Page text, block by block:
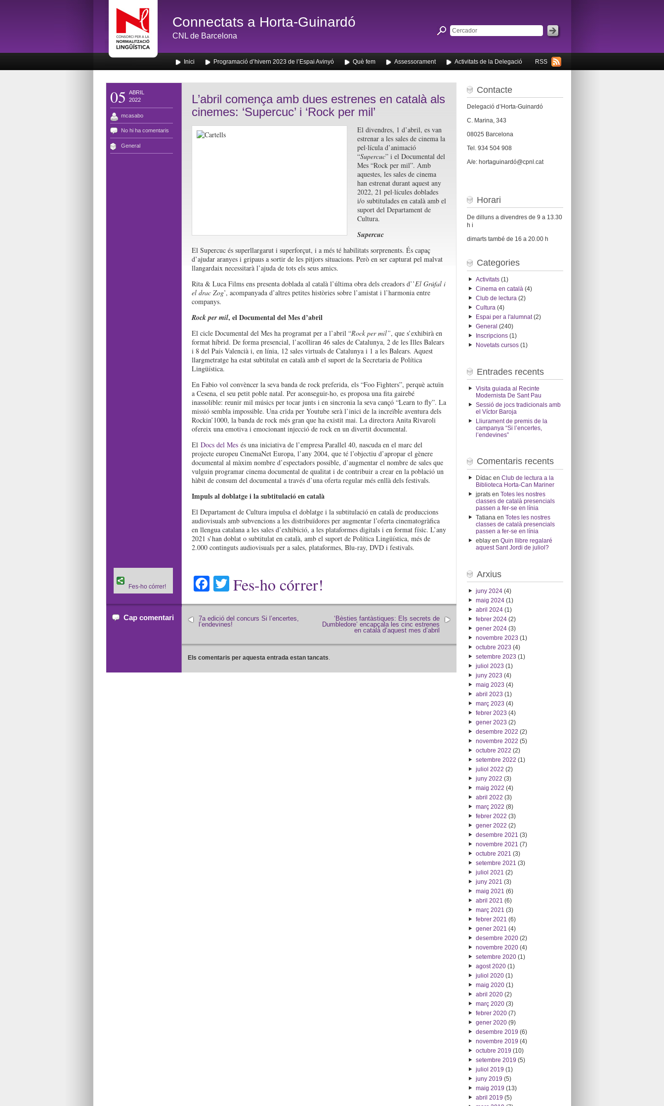
Connectats a Horta-Guinardó
CNL de Barcelona
RSS
Inici Programació d’hivern 2023 de l’Espai Avinyó Què fem Assessorament Activitats de la Delegació
05
ABRIL
2022
mcasabo
No hi ha comentaris
General
L’abril comença amb dues estrenes en català als
cinemes: ‘Supercuc’ i ‘Rock per mil’
El divendres, 1 d’abril, es van
estrenar a les sales de cinema la
pel·lícula d’animació
“Supercuc” i el Documental del
Mes “Rock per mil”. Amb
aquestes, les sales de cinema
han estrenat durant aquest any
2022, 21 pel·lícules doblades
i/o subtitulades en català amb el
suport del Departament de
Cultura.
Supercuc
El Supercuc és superllargarut i superforçut, i a més té habilitats sorprenents. És capaç
d’ajudar aranyes i gripaus a sortir de les pitjors situacions. Però en ser capturat pel malvat
llangardaix necessitarà l’ajuda de tots els seus amics.
Rita & Luca Films ens presenta doblada al català l’última obra dels creadors d’’El Grúfal i
el drac Zog’, acompanyada d’altres petites històries sobre l’amistat i l’harmonia entre
companys.
Rock per mil, el Documental del Mes d’abril
El cicle Documental del Mes ha programat per a l’abril “Rock per mil”, que s’exhibirà en
format híbrid. De forma presencial, l’acolliran 46 sales de Catalunya, 2 de les Illes Balears
i 8 del País Valencià i, en línia, 12 sales virtuals de Catalunya i 1 a les Balears. Aquest
llargmetratge ha estat subtitulat en català amb el suport de la Secretaria de Política
Lingüística.
En Fabio vol convèncer la seva banda de rock preferida, els “Foo Fighters”, perquè actuïn
a Cesena, el seu petit poble natal. Per aconseguir-ho, es proposa una fita gairebé
inassolible: reunir mil músics per tocar junts i en sincronia la seva cançó “Learn to fly”. La
missió sembla impossible. Una crida per Youtube serà l’inici de la increïble aventura dels
Rockin’1000, la banda de rock més gran que ha existit mai. La directora Anita Rivaroli
ofereix una emotiva i emocionant injecció de rock en un divertit documental.
El Docs del Mesés una iniciativa de l’empresa Parallel 40, nascuda en el marc del
projecte europeu CinemaNet Europa, l’any 2004, que té l’objectiu d’apropar el gènere
documental al màxim nombre d’espectadors possible, d’augmentar el nombre de sales que
vulguin programar cinema documental de qualitat i de contribuir a crear en la població un
hàbit de consum del documental a través d’una oferta regular més enllà dels festivals.
Impuls al doblatge i la subtitulació en català
El Departament de Cultura impulsa el doblatge i la subtitulació en català de produccions
audiovisuals amb subvencions a les distribuïdores per augmentar l’oferta cinematogràfica
en llengua catalana a les sales d’exhibició, a les plataformes digitals i en format físic. L’any
2021 s’han doblat o subtitulat en català, amb el suport de Política Lingüística, més de
2.000 continguts audiovisuals per a sales, plataformes, Blu-ray, DVD i festivals.
Facebook
Twitter
Fes-ho córrer!
Fes-ho córrer!
Cap comentari
‘Bèsties fantàstiques: Els secrets de
Dumbledore’ encapçala les cinc estrenes
en català d’aquest mes d’abril
7a edició del concurs Si l’encertes,
l’endevines!
Els comentaris per aquesta entrada estan tancats.
Contacte
Delegació d’Horta-Guinardó
C. Marina, 343
08025 Barcelona
Tel. 934 504 908
A/e: hortaguinardó@cpnl.cat
Horari
De dilluns a divendres de 9 a 13.30
h i
dimarts també de 16 a 20.00 h
Categories
Activitats(1)
Cinema en català(4)
Club de lectura(2)
Cultura(4)
Espai per a l'alumnat(2)
General (240)
Inscripcions(1)
Novetats cursos(1)
Entrades recents
Visita guiada al Recinte
Modernista De Sant Pau
Sessió de jocs tradicionals amb
el Víctor Baroja
Lliurament de premis de la
campanya “Si l’encertes,
l’endevines”
Comentaris recents
Dídacen Club de lectura a la
Biblioteca Horta-Can Mariner
jpratsen Totes les nostres
classes de català presencials
passen a fer-se en línia
Tatianaen Totes les nostres
classes de català presencials
passen a fer-se en línia
eblayen Quin llibre regalaré
aquest Sant Jordi de juliol?
Arxius
juny 2024(4)
maig 2024(1)
abril 2024(1)
febrer 2024(2)
gener 2024(3)
novembre 2023 (1)
octubre 2023 (4)
setembre 2023 (1)
juliol 2023 (1)
juny 2023 (4)
maig 2023 (4)
abril 2023 (1)
març 2023 (4)
febrer 2023 (4)
gener 2023 (2)
desembre 2022 (2)
novembre 2022 (5)
octubre 2022 (2)
setembre 2022 (1)
juliol 2022 (2)
juny 2022 (3)
maig 2022 (4)
abril 2022 (3)
març 2022 (8)
febrer 2022 (3)
gener 2022 (2)
desembre 2021 (3)
novembre 2021 (7)
octubre 2021 (3)
setembre 2021 (3)
juliol 2021 (2)
juny 2021 (3)
maig 2021 (6)
abril 2021 (6)
març 2021 (3)
febrer 2021 (6)
gener 2021 (4)
desembre 2020(2)
novembre 2020(4)
setembre 2020(1)
agost 2020(1)
juliol 2020(1)
maig 2020(1)
abril 2020(2)
març 2020(3)
febrer 2020(7)
gener 2020(9)
desembre 2019 (6)
novembre 2019 (4)
octubre 2019 (10)
setembre 2019 (5)
juliol 2019 (1)
juny 2019 (5)
maig 2019 (13)
abril 2019 (5)